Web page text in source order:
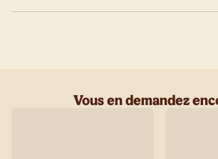
Vous en demandez